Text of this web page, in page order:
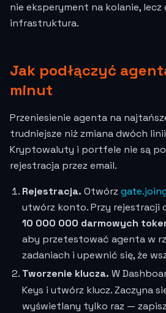
nie eksperyment na kolanie, lecz
infrastruktura.
Jak podłączyć
minut
Przeniesienie agenta na
trudniejsze niż zmiana dwóch
Kryptowaluty i portfele nie są
rejestracja przez email.
Rejestracja. Otwórz
utwórz konto. Przy rejestracji
10 000 000 darmowych
aby przetestować agenta w
zadaniach i upewnić się, że
Tworzenie klucza. W
Keys i utwórz klucz. Zaczyna
wyświetlany tylko raz —